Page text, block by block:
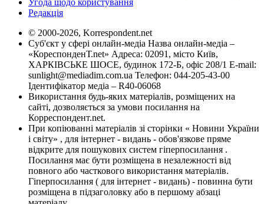
Редакція
© 2000-2026, Korrespondent.net
Суб'єкт у сфері онлайн-медіа Назва онлайн-медіа –
«КореспонденТ.net» Адреса: 02091, місто Київ,
ХАРКІВСЬКЕ ШОСЕ, будинок 172-Б, офіс 208/1 E-mail:
sunlight@mediadim.com.ua Телефон: 044-205-43-00
Ідентифікатор медіа – R40-06068
Використання будь-яких матеріалів, розміщених на
сайті, дозволяється за умови посилання на
Корреспондент.net.
При копіюванні матеріалів зі сторінки « Новини України
і світу» , для інтернет - видань - обов'язкове пряме
відкрите для пошукових систем гіперпосилання .
Посилання має бути розміщена в незалежності від
повного або часткового використання матеріалів.
Гіперпосилання ( для інтернет - видань) - повинна бути
розміщена в підзаголовку або в першому абзаці